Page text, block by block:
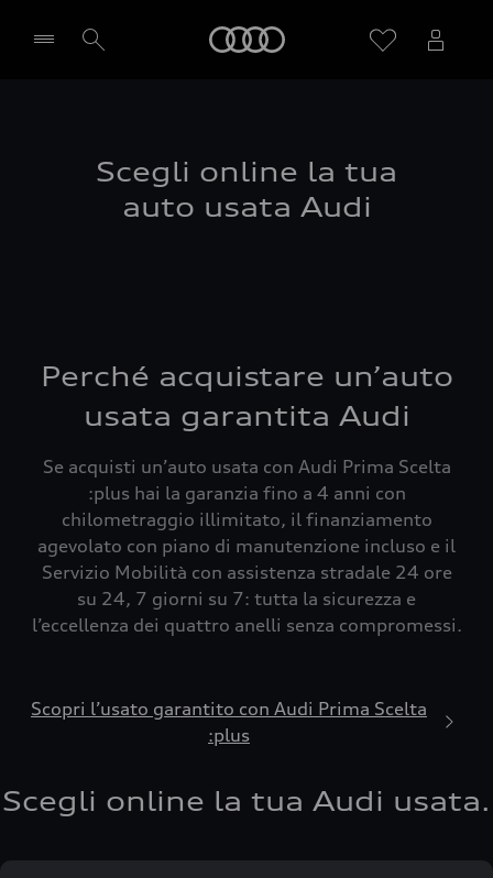
Scegli online la tua
auto usata Audi
Perché acquistare un’auto
usata garantita Audi
Se acquisti un’auto usata con Audi Prima Scelta
:plus hai la garanzia fino a 4 anni con
chilometraggio illimitato, il finanziamento
agevolato con piano di manutenzione incluso e il
Servizio Mobilità con assistenza stradale 24 ore
su 24, 7 giorni su 7: tutta la sicurezza e
l’eccellenza dei quattro anelli senza compromessi.
Scopri l’usato garantito con Audi Prima Scelta
:plus
Scegli online la tua Audi usata.